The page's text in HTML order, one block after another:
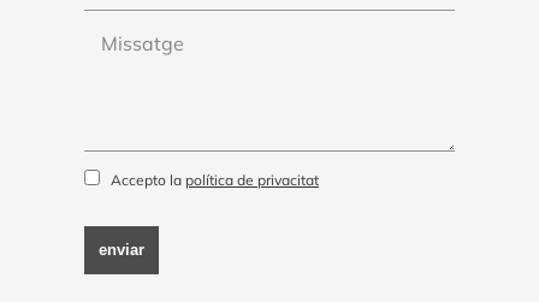
Accepto la política de privacitat
enviar